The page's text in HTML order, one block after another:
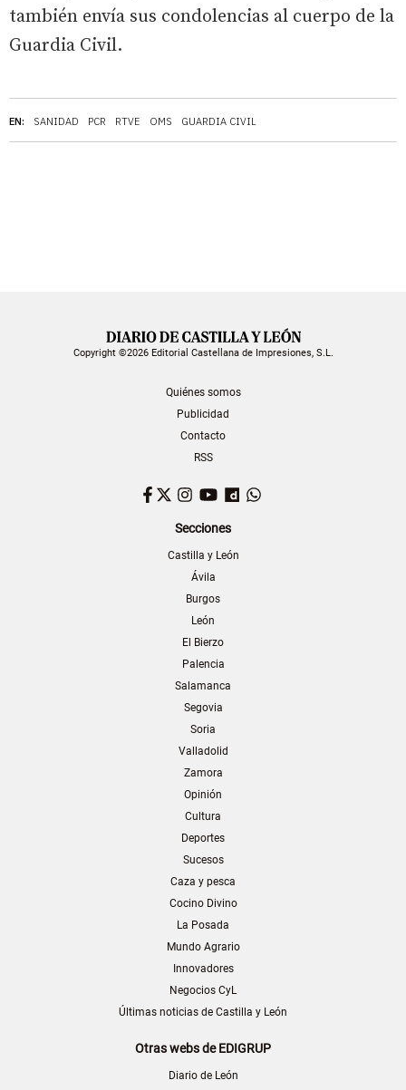
EN: SANIDAD PCR RTVE OMS GUARDIA CIVIL
también envía sus condolencias al cuerpo de la
Guardia Civil.
Copyright ©2026 Editorial Castellana de Impresiones, S.L.
Quiénes somos
Publicidad
Contacto
RSS
Facebook
TwitterInstagram
YouTubeDailymotion
Secciones
Castilla y León
Ávila
Burgos
León
El Bierzo
Palencia
Salamanca
Segovia
Soria
Valladolid
Zamora
Opinión
Cultura
Deportes
Sucesos
Caza y pesca
Cocino Divino
La Posada
Mundo Agrario
Innovadores
Negocios CyL
Últimas noticias de Castilla y León
Otras webs de EDIGRUP
Diario de León